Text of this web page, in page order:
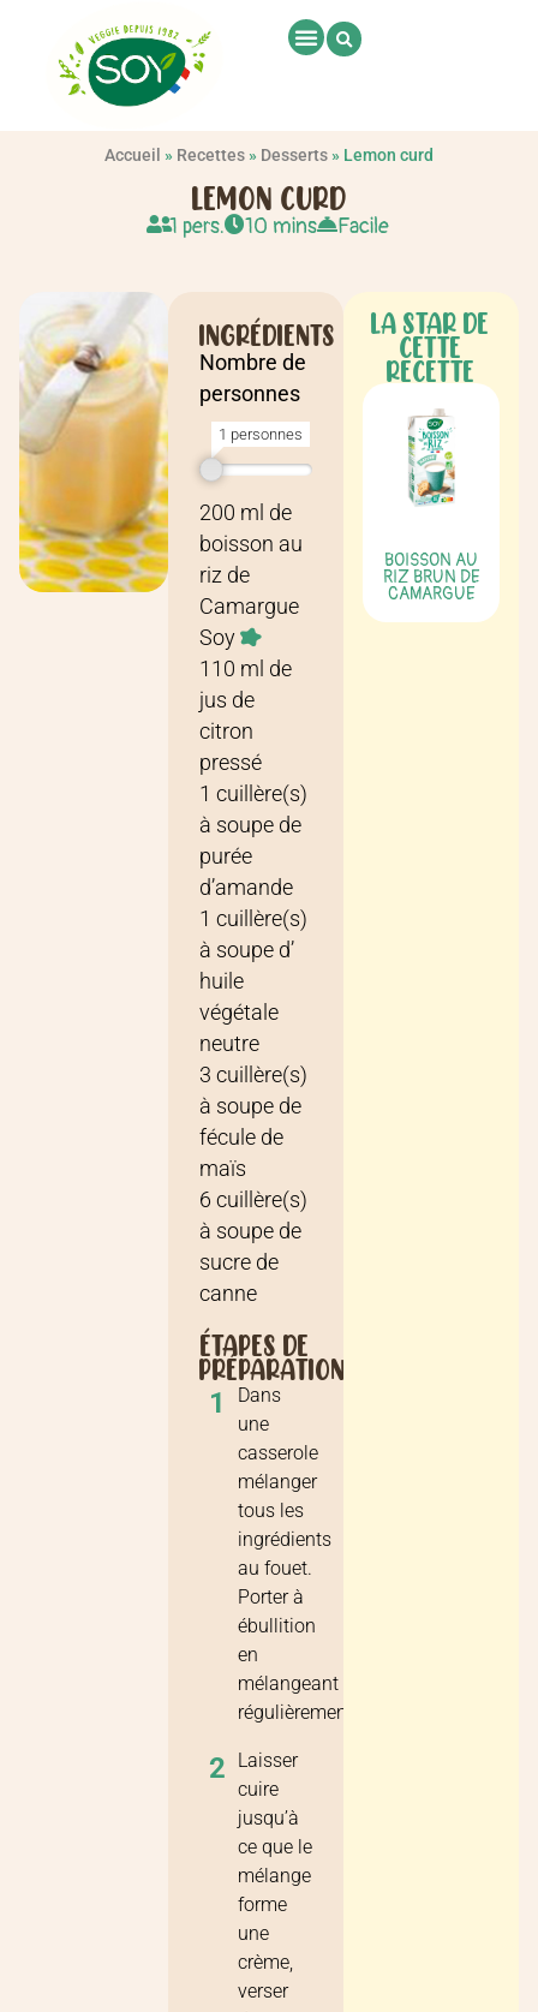
Accueil » Recettes » Desserts » Lemon curd
LEMON CURD
1 pers. 10 mins Facile
INGRÉDIENTS
Nombre de
personnes
1 personnes
Recette pour
200 ml de
boisson au
riz de
Camargue
Soy
110 ml de
jus de
citron
pressé
1 cuillère(s)
à soupe de
purée
d’amande
1 cuillère(s)
à soupe d’
huile
végétale
neutre
3 cuillère(s)
à soupe de
fécule de
maïs
6 cuillère(s)
à soupe de
sucre de
canne
ÉTAPES DE
PRÉPARATION
1
Dans
une
casserole
mélanger
tous les
ingrédients
au fouet.
Porter à
ébullition
en
mélangeant
régulièrement.
2
Laisser
cuire
jusqu’à
ce que le
mélange
forme
une
crème,
verser
LA STAR DE
CETTE
RECETTE
BOISSON AU
RIZ BRUN DE
CAMARGUE